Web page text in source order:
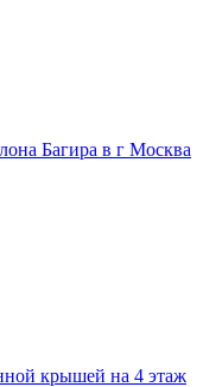
Багира в г Москва
крышей на 4 этаж